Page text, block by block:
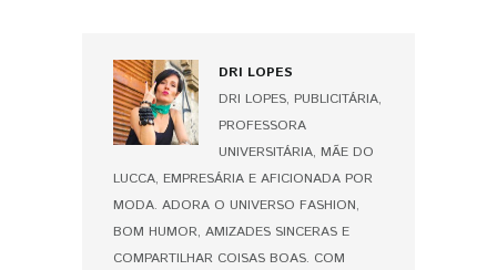
DRI LOPES
DRI LOPES, PUBLICITÁRIA,
PROFESSORA
UNIVERSITÁRIA, MÃE DO
LUCCA, EMPRESÁRIA E AFICIONADA POR
MODA. ADORA O UNIVERSO FASHION,
BOM HUMOR, AMIZADES SINCERAS E
COMPARTILHAR COISAS BOAS. COM